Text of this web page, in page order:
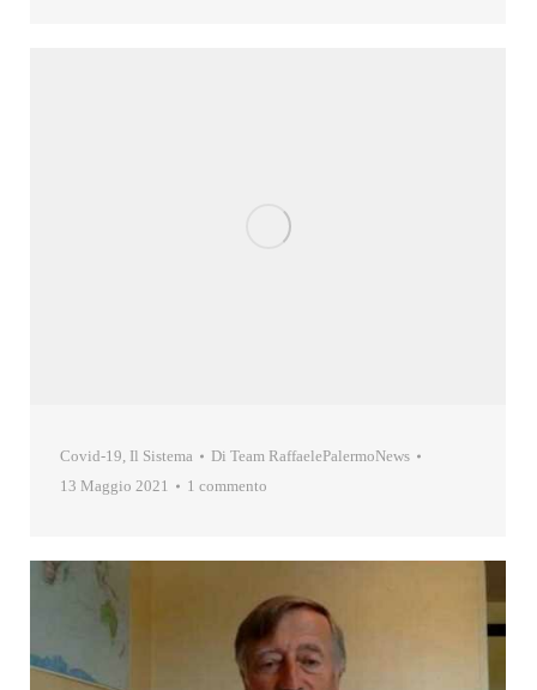
Covid-19, Il Sistema Di Team RaffaelePalermoNews
13 Maggio 2021
1 commento